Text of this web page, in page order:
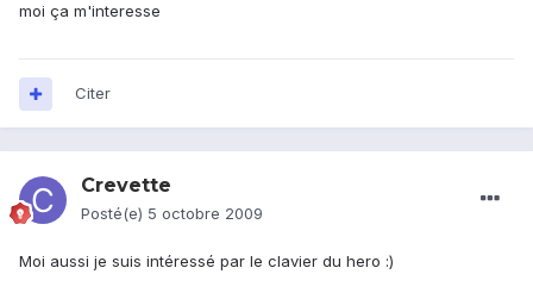
moi ça m'interesse
Citer
Crevette
Posté(e) 5 octobre 2009
Moi aussi je suis intéressé par le clavier du hero :)